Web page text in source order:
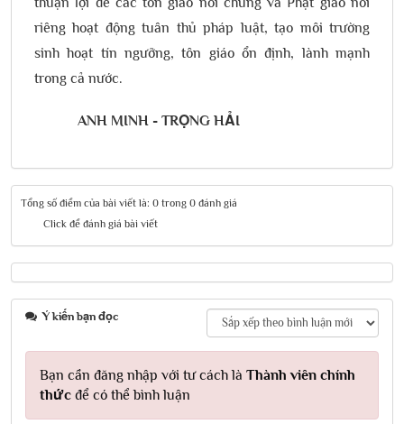
riêng hoạt động tuân thủ pháp luật, tạo môi trường
sinh hoạt tín ngưỡng, tôn giáo ổn định, lành mạnh
trong cả nước.
ANH MINH - TRỌNG HẢI
Tổng số điểm của bài viết là: 0 trong 0 đánh giá
Click để đánh giá bài viết
Ý kiến bạn đọc
Bạn cần đăng nhập với tư cách là Thành viên chính
thức để có thể bình luận